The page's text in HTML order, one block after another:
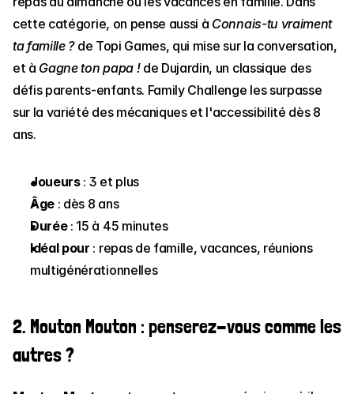
cette catégorie, on pense aussi à Connais-tu vraiment
ta famille ? de Topi Games, qui mise sur la conversation,
et à Gagne ton papa ! de Dujardin, un classique des
défis parents-enfants. Family Challenge les surpasse
sur la variété des mécaniques et l'accessibilité dès 8
ans.
Joueurs : 3 et plus
Âge : dès 8 ans
Durée : 15 à 45 minutes
Idéal pour : repas de famille, vacances, réunions
multigénérationnelles
2. Mouton Mouton : penserez-vous comme les
autres ?